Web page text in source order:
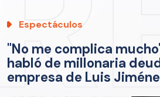
Espectáculos
"No me complica
habló de millonaria
empresa de Luis